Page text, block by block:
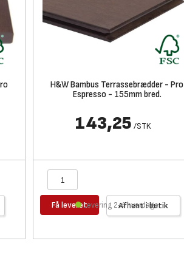
H&W Bambus Terrassebrædder - Pro
Espresso - 155mm bred.
143,25 /STK
Få leveret Afhent i butik
Levering 2-4 hverdage